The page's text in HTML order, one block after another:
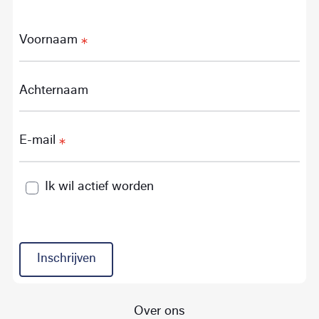
Voornaam
Achternaam
E-mail
Ik wil actief worden
Inschrijven
Over ons